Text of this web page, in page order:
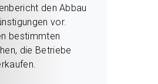
den Abbau
vor.
bestimmten
die Betriebe